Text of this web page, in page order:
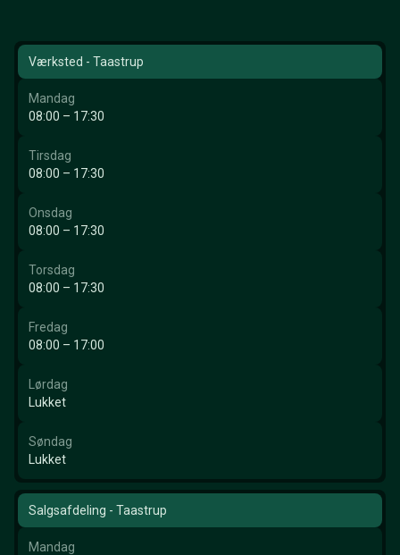
Værksted - Taastrup
Mandag
08:00 – 17:30
Tirsdag
08:00 – 17:30
Onsdag
08:00 – 17:30
Torsdag
08:00 – 17:30
Fredag
08:00 – 17:00
Lørdag
Lukket
Søndag
Lukket
Salgsafdeling - Taastrup
Mandag